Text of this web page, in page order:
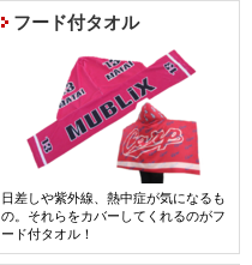
詳細はコチラ
フード付タオル
日差しや紫外線、熱中症が気になるも
の。それらをカバーしてくれるのがフ
ード付タオル！